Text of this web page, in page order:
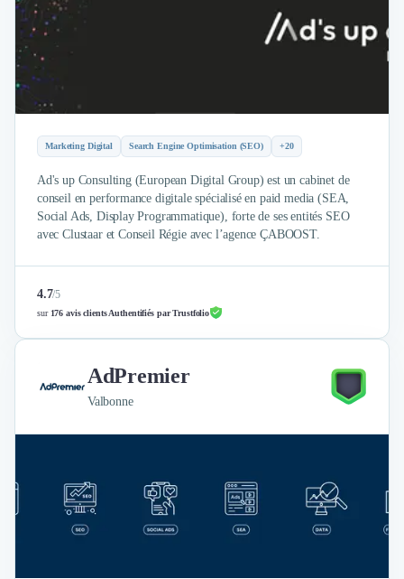
Externalisation Administrative
Direction Financière Externalisée (DAF)
Transactions Services
Restructuring
Droit Commercial
Droit du Travail
Propriété Intellectuelle (IP/IT)
Banque
Gestion de trésorerie
Recouvrement
Financement de matériel ou équipement
Audit
Solutions de Paiement
Fiscalité
UX & UI Design
Product Management
Internet of Things (IoT)
Téléphonie & Télécommunication
Maintenance et Infogérance
Marketing Digital Search Engine Optimisation (SEO) +20
Ad's up Consulting (European Digital Group) est un cabinet de
conseil en performance digitale spécialisé en paid media (SEA,
Social Ads, Display Programmatique), forte de ses entités SEO
avec Clustaar et Conseil Régie avec l’agence ÇABOOST.
4.7/5
sur 176 avis clients Authentifiés par Trustfolio
AdPremier
Valbonne